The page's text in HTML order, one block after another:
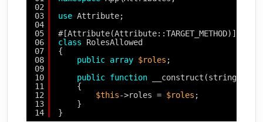
02
03
04
05
06
07
08
09
10
11
12
13
14
use Attribute;
#[Attribute(Attribute::TARGET_METHOD)]
class
RolesAllowed
{
public array $roles ;
public function __construct(string ...
{
$this->roles = $roles ;
}
}